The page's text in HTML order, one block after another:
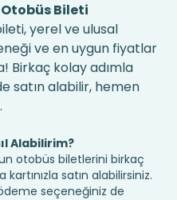
Bileti
yerel ve ulusal
ve en uygun fiyatlar
Birkaç kolay adımla
satın alabilir, hemen
Alabilirim?
otobüs biletlerini birkaç
satın alabilirsiniz.
seçeneğiniz de